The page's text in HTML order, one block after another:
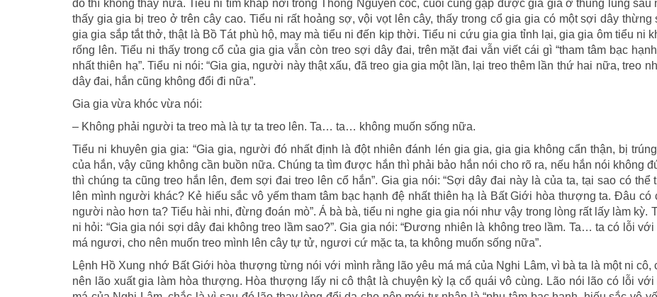
đó thì không thấy nữa. Tiểu ni tìm khắp nơi trong Thông Nguyên cốc, cuối cùng gặp được gia gia ở thung lũng sau
thấy gia gia bị treo ở trên cây cao. Tiểu ni rất hoảng sợ, vội vọt lên cây, thấy trong cổ gia gia có một sợi dây thừng
gia gia sắp tắt thở, thật là Bồ Tát phù hộ, may mà tiểu ni đến kịp thời. Tiểu ni cứu gia gia tỉnh lại, gia gia ôm tiểu ni
rống lên. Tiểu ni thấy trong cổ của gia gia vẫn còn treo sợi dây đai, trên mặt đai vẫn viết cái gì “tham tâm bạc
nhất thiên hạ”. Tiểu ni nói: “Gia gia, người này thật xấu, đã treo gia gia một lần, lại treo thêm lần thứ hai nữa, treo
dây đai, hắn cũng không đổi đi nữa”.
Gia gia vừa khóc vừa nói:
– Không phải người ta treo mà là tự ta treo lên. Ta… ta… không muốn sống nữa.
Tiểu ni khuyên gia gia: “Gia gia, người đó nhất định là đột nhiên đánh lén gia gia, gia gia không cẩn thận, bị
của hắn, vậy cũng không cần buồn nữa. Chúng ta tìm được hắn thì phải bảo hắn nói cho rõ ra, nếu hắn nói không
thì chúng ta cũng treo hắn lên, đem sợi đai treo lên cổ hắn”. Gia gia nói: “Sợi dây đai này là của ta, tại sao có thể
lên mình người khác? Kẻ hiếu sắc vô yếm tham tâm bạc hạnh đệ nhất thiên hạ là Bất Giới hòa thượng ta. Đâu có
người nào hơn ta? Tiểu hài nhi, đừng đoán mò”. Á bà bà, tiểu ni nghe gia gia nói như vậy trong lòng rất lấy làm kỳ.
ni hỏi: “Gia gia nói sợi dây đai không treo lầm sao?”. Gia gia nói: “Đương nhiên là không treo lầm. Ta… ta có lỗi với
má ngươi, cho nên muốn treo mình lên cây tự tử, ngươi cứ mặc ta, ta không muốn sống nữa”.
Lệnh Hồ Xung nhớ Bất Giới hòa thượng từng nói với mình rằng lão yêu má má của Nghi Lâm, vì bà ta là một ni cô,
nên lão xuất gia làm hòa thượng. Hòa thượng lấy ni cô thật là chuyện kỳ lạ cổ quái vô cùng. Lão nói lão có lỗi với